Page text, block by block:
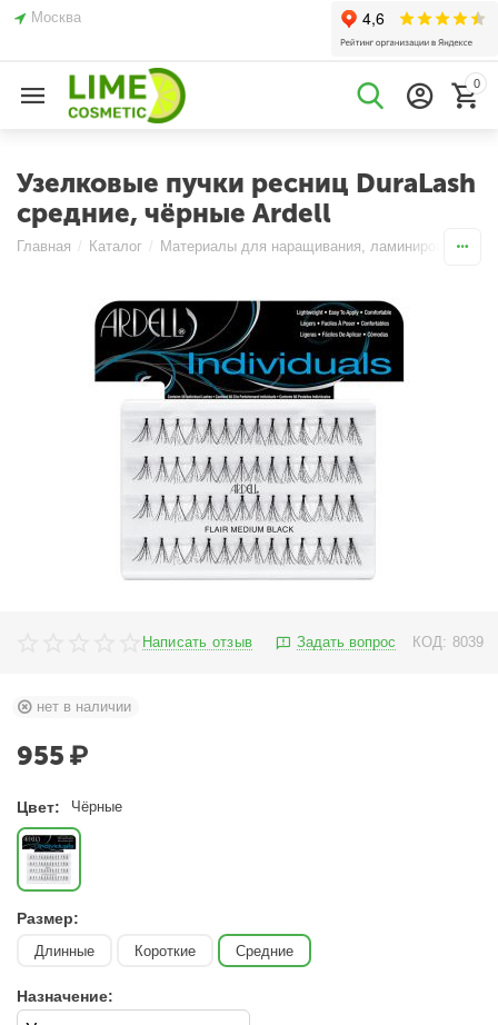
Москва
0
Узелковые пучки ресниц DuraLash
средние, чёрные Ardell
Главная / Каталог / Материалы для наращивания, ламинирования и
Написать отзыв Задать вопрос КОД: 8039
нет в наличии
955 ₽
Цвет: Чёрные
Размер:
Длинные Короткие Средние
Назначение: